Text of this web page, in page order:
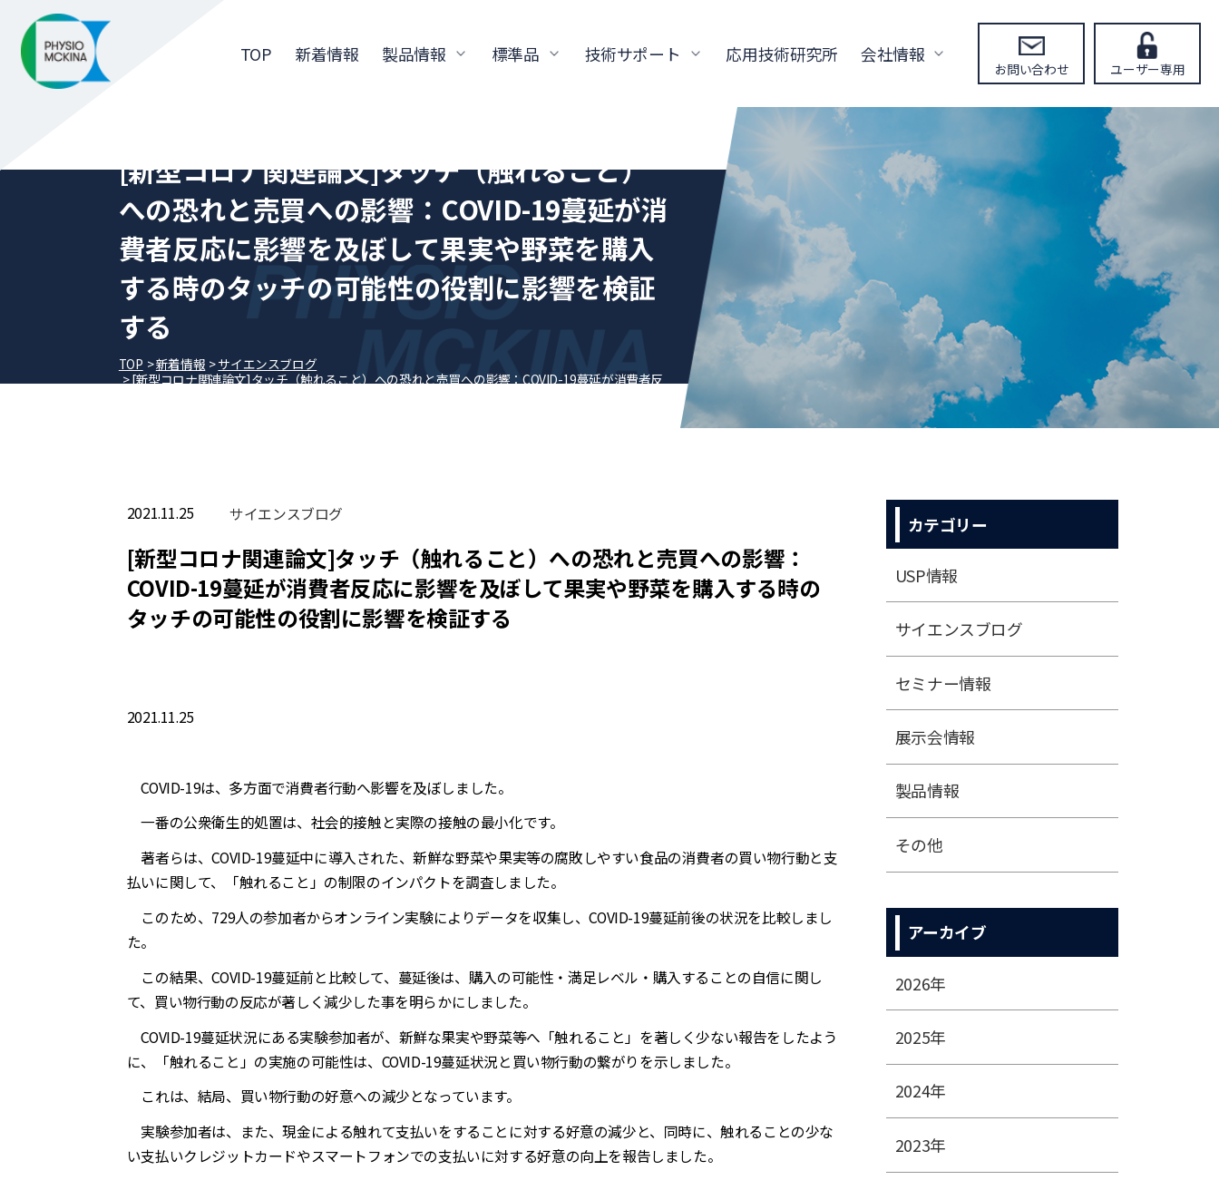
TOP 新着情報 製品情報 標準品 技術サポート 応用技術研究所 会社情報
お問い合わせ ユーザー専用
[新型コロナ関連論文]タッチ（触れること）
への恐れと売買への影響：COVID-19蔓延が消
費者反応に影響を及ぼして果実や野菜を購入
する時のタッチの可能性の役割に影響を検証
する
TOP 新着情報
サイエンスブログ
[新型コロナ関連論文]タッチ（触れること）への恐れと売買への影響：COVID-19蔓延が消費者反
2021.11.25 サイエンスブログ
[新型コロナ関連論文]タッチ（触れること）への恐れと売買への影響：
COVID-19蔓延が消費者反応に影響を及ぼして果実や野菜を購入する時の
タッチの可能性の役割に影響を検証する
2021.11.25
COVID-19は、多方面で消費者行動へ影響を及ぼしました。
一番の公衆衛生的処置は、社会的接触と実際の接触の最小化です。
著者らは、COVID-19蔓延中に導入された、新鮮な野菜や果実等の腐敗しやすい食品の消費者の買い物行動と支
払いに関して、「触れること」の制限のインパクトを調査しました。
このため、 729人の参加者からオンライン実験によりデータを収集し、COVID-19蔓延前後の状況を比較しまし
た。
この結果、COVID-19蔓延前と比較して、蔓延後は、購入の可能性・満足レベル・購入することの自信に関し
て、買い物行動の反応が著しく減少した事を明らかにしました。
COVID-19蔓延状況にある実験参加者が、新鮮な果実や野菜等へ「触れること」を著しく少ない報告をしたよう
に、「触れること」の実施の可能性は、 COVID-19蔓延状況と買い物行動の繋がりを示しました。
これは、結局、買い物行動の好意への減少となっています。
実験参加者は、また、現金による触れて支払いをすることに対する好意の減少と、同時に、触れることの少な
い支払いクレジットカードやスマートフォンでの支払いに対する好意の向上を報告しました。
カテゴリー
USP情報
サイエンスブログ
セミナー情報
展⽰会情報
製品情報
その他
アーカイブ
2026年
2025年
2024年
2023年